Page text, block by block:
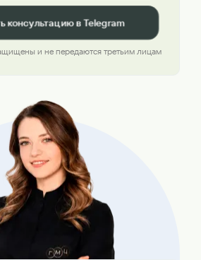
консультацию в Telegram
и не передаются третьим лицам